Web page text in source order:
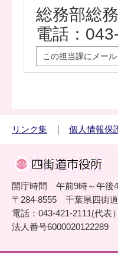
総務部総
電話：
この担当課にメー
リンク集 個人情報保
開庁時間 午前9時～午後
〒284-8555 千葉県四街
電話：043-421-2111(代表）
法人番号6000020122289